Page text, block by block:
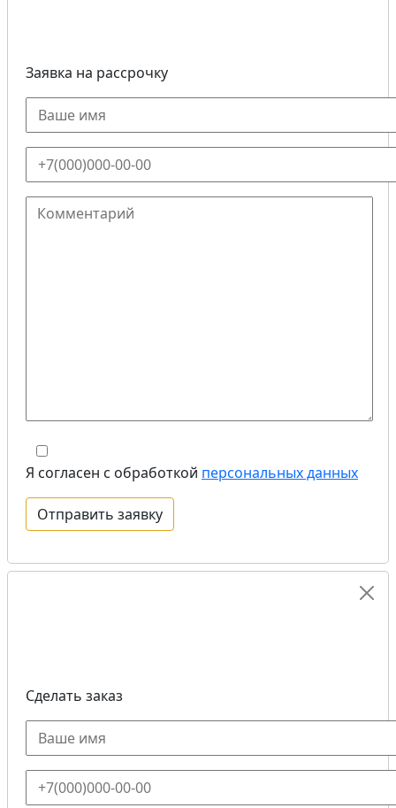
Заявка на рассрочку
Я согласен с обработкой персональных данных
Сделать заказ